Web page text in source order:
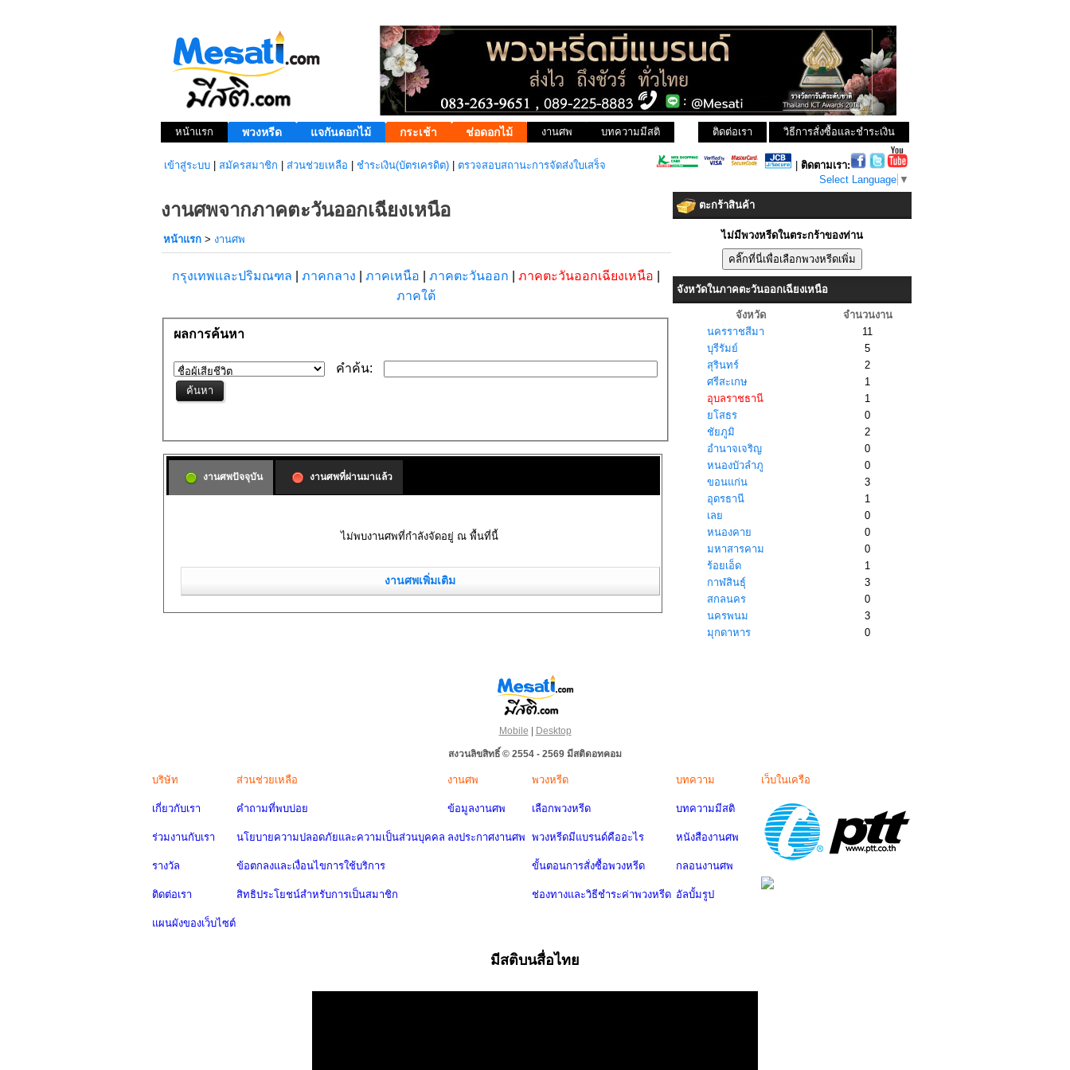
หน้าแรก พวงหรีด แจกันดอกไม้ กระเช้า ช่อดอกไม้ งานศพ บทความมีสติ วิธีการสั่งซื้อและชำระเงิน
ติดต่อเรา
เข้าสู่ระบบ สมัครสมาชิก ส่วนช่วยเหลือ ชำระเงิน(บัตรเครดิต) ตรวจสอบสถานะการจัดส่งใบเสร็จ
ติดตามเรา:
Select Language ▼
งานศพจากภาคตะวันออกเฉียงเหนือ
หน้าแรก > งานศพ
กรุงเทพและปริมณฑล ภาคกลาง ภาคเหนือ ภาคตะวันออก ภาคตะวันออกเฉียงเหนือ
ภาคใต้
ผลการค้นหา
คำค้น:
งานศพปัจจุบัน งานศพที่ผ่านมาแล้ว
ไม่พบงานศพที่กำลังจัดอยู่ ณ พื้นที่นี้
งานศพเพิ่มเติม
ตะกร้าสินค้า
ไม่มีพวงหรีดในตระกร้าของท่าน
จังหวัดในภาคตะวันออกเฉียงเหนือ
จังหวัด
จำนวนงาน
นครราชสีมา
11
บุรีรัมย์
5
สุรินทร์
2
ศรีสะเกษ
1
อุบลราชธานี
1
ยโสธร
0
ชัยภูมิ
2
อำนาจเจริญ
0
หนองบัวลำภู
0
ขอนแก่น
3
อุดรธานี
1
เลย
0
หนองคาย
0
มหาสารคาม
0
ร้อยเอ็ด
1
กาฬสินธุ์
3
สกลนคร
0
นครพนม
3
มุกดาหาร
0
Mobile | Desktop
สงวนลิขสิทธิ์ © 2554 - 2569 มีสติดอทคอม
บริษัท
เกี่ยวกับเรา
ร่วมงานกับเรา
รางวัล
ติดต่อเรา
แผนผังของเว็บไซต์
ส่วนช่วยเหลือ
คำถามที่พบบ่อย
นโยบายความปลอดภัยและความเป็นส่วนบุคคล
ข้อตกลงและเงื่อนไขการใช้บริการ
สิทธิประโยชน์สำหรับการเป็นสมาชิก
งานศพ
ข้อมูลงานศพ
ลงประกาศงานศพ
พวงหรีด
เลือกพวงหรีด
พวงหรีดมีแบรนด์คืออะไร
ขั้นตอนการสั่งซื้อพวงหรีด
ช่องทางและวิธีชำระค่าพวงหรีด
บทความ
บทความมีสติ
หนังสืองานศพ
กลอนงานศพ
อัลบั้มรูป
เว็บในเครือ
มีสติบนสื่อไทย